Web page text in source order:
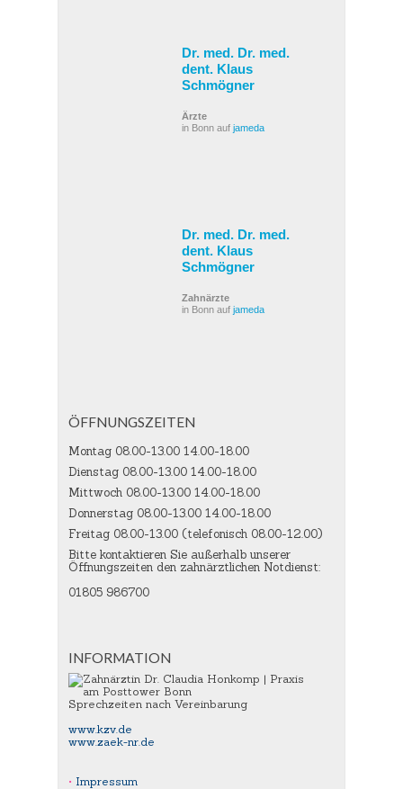
Dr. med. Dr. med.
dent. Klaus
Schmögner
Ärzte
in Bonn auf jameda
Dr. med. Dr. med.
dent. Klaus
Schmögner
Zahnärzte
in Bonn auf jameda
ÖFFNUNGSZEITEN
Montag 08.00-13.00 14.00-18.00
Dienstag 08.00-13.00 14.00-18.00
Mittwoch 08.00-13.00 14.00-18.00
Donnerstag 08.00-13.00 14.00-18.00
Freitag 08.00-13.00 (telefonisch 08.00-12.00)
Bitte kontaktieren Sie außerhalb unserer
Öffnungszeiten den zahnärztlichen Notdienst:
01805 986700
INFORMATION
Sprechzeiten nach Vereinbarung
www.kzv.de
www.zaek-nr.de
Impressum